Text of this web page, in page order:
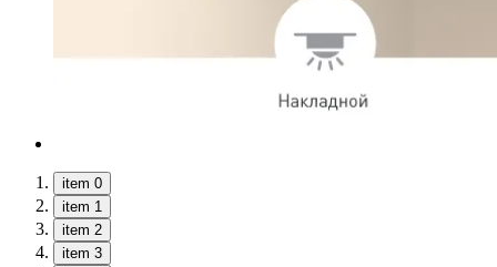
item 0
item 1
item 2
item 3